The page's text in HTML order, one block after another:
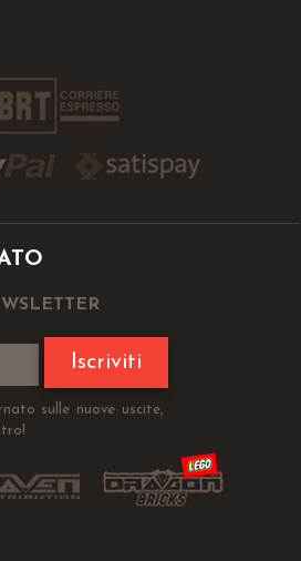
Iscriviti
sulle nuove uscite,